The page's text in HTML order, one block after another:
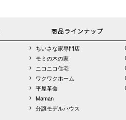
商品ラインナップ
ちいさな家専門店
モミの木の家
ニコニコ住宅
ワクワクホーム
平屋革命
Maman
分譲モデルハウス